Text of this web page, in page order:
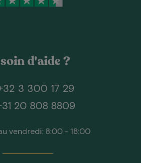
d'aide ?
3 300 17 29
20 808 8809
vendredi: 8:00 - 18:00